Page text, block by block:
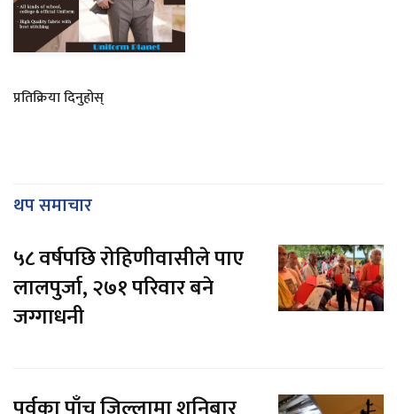
प्रतिक्रिया दिनुहोस्
थप समाचार
५८ वर्षपछि रोहिणीवासीले पाए
लालपुर्जा, २७१ परिवार बने
जग्गाधनी